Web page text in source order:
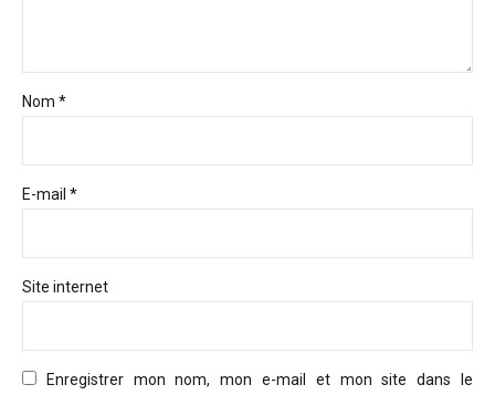
Nom *
E-mail *
Site internet
Enregistrer mon nom, mon e-mail et mon site dans le